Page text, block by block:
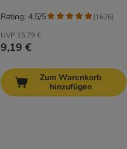
UVP 15,79 €
9,19 €
Rating: 4.5/5 (1626)
Zum Warenkorb
hinzufügen